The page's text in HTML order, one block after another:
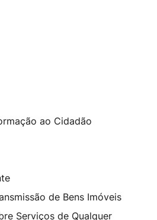
ao Cidadão
de Bens Imóveis
Serviços de Qualquer